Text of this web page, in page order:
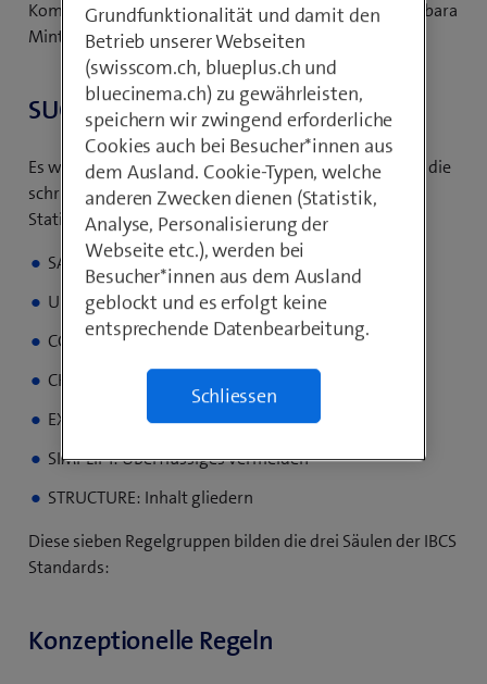
Kommunikationsexperten wie Edward Tufte oder Barbara
Minto.
SUCCESS und IBCS®
Es werden folgende sieben übergeordnete Regeln für die
schriftliche Geschäftskommunikation (z. B. Berichte,
Statistiken) vorgeschlagen:
SAY: Botschaft vermitteln
UNIFY: Notationsstandards anwenden
CONDENSE: Informationsdichte erhöhen
CHECK: Visuelle Integrität sicherstellen
EXPRESS: Geeignete Visualisierung wählen
SIMPLIFY: Überflüssiges vermeiden
STRUCTURE: Inhalt gliedern
Diese sieben Regelgruppen bilden die drei Säulen der IBCS
Standards:
Konzeptionelle Regeln
Grundfunktionalität und damit den
Betrieb unserer Webseiten
(swisscom.ch, blueplus.ch und
bluecinema.ch) zu gewährleisten,
speichern wir zwingend erforderliche
Cookies auch bei Besucher*innen aus
dem Ausland. Cookie-Typen, welche
anderen Zwecken dienen (Statistik,
Analyse, Personalisierung der
Webseite etc.), werden bei
Besucher*innen aus dem Ausland
geblockt und es erfolgt keine
entsprechende Datenbearbeitung.
Schliessen